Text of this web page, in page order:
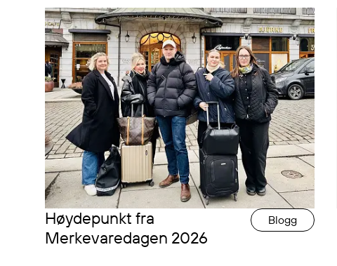
Høydepunkt fra
Merkevaredagen 2026
Blogg